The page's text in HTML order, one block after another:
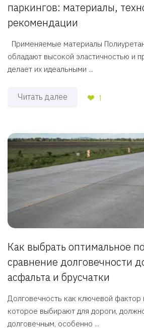
паркингов: материалы,
рекомендации
Применяемые материалы
обладают высокой эластичностью и
делает их идеальными ...
Читать далее 1
Как выбрать оптимальное
сравнение долговечности
асфальта и брусчатки
Долговечность как ключевой
которое выбирают для дороги,
долговечным, особенно ...